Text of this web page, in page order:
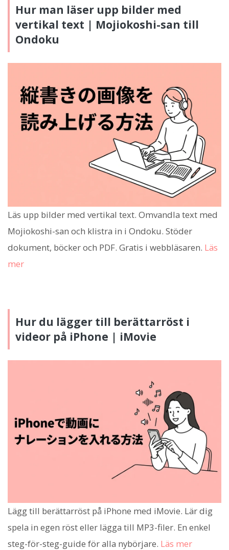
Hur man läser upp bilder med
vertikal text | Mojiokoshi-san till
Ondoku
Läs upp bilder med vertikal text. Omvandla text med
Mojiokoshi-san och klistra in i Ondoku. Stöder
dokument, böcker och PDF. Gratis i webbläsaren. Läs
mer
Hur du lägger till berättarröst i
videor på iPhone | iMovie
Lägg till berättarröst på iPhone med iMovie. Lär dig
spela in egen röst eller lägga till MP3-filer. En enkel
steg-för-steg-guide för alla nybörjare. Läs mer